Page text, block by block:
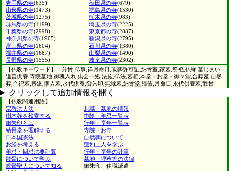
岩手県の寺(635) 秋田県の寺(679)
山形県の寺(1473) 福島県の寺(1530)
茨城県の寺(1275) 栃木県の寺(983)
群馬県の寺(1199) 埼玉県の寺(2225)
千葉県の寺(2998) 東京都の寺(2887)
神奈川県の寺(1905) 新潟県の寺(2795)
富山県の寺(1604) 石川県の寺(1380)
福井県の寺(1687) 山梨県の寺(1490)
長野県の寺(1555) 岐阜県の寺(2302)
【仏教キーワード】：分骨,仏事,祥月命日,改葬許可証,納骨室,家墓,祭祀,仏縁,墓じまい,
追善供養,寺院墓地,御魂入れ,倶会一処,法施,仏法,墓相,本堂・お堂・御々堂,合葬墓,自然
葬,合祀墓,宗派,個人墓,永代供養,御朱印,無縁墓,納骨堂,帰依,月命日,永代供養墓,散骨
クリックして追加情報を開く
【仏教関連用語】
宗教法人法
お墓・墓地の情報
樹木葬を検索する
中陰・年忌一覧表
御朱印とは
行年・享年一覧表
納骨堂を理解する
寺院・お寺
日本国憲法
自然葬について
お経を考える
蓮如上人を学ぶ
年忌・回忌法要計算
行年・享年の計算
散骨について学ぶ
墓地・埋葬等の法律
親鸞聖人について知る
御朱印、住職派遣